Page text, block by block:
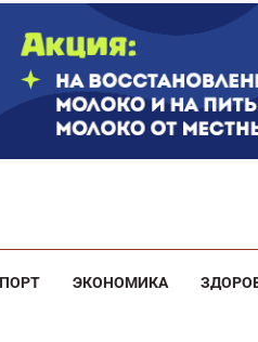
ЭКОНОМИКА